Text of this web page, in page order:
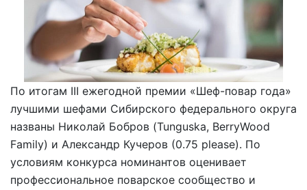
По итогам III ежегодной премии «Шеф-повар года»
лучшими шефами Сибирского федерального округа
названы Николай Бобров (Tunguska, BerryWood
Family) и Александр Кучеров (0.75 please). По
условиям конкурса номинантов оценивает
профессиональное поварское сообщество и